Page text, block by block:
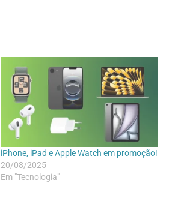
iPhone, iPad e Apple Watch em promoção!
20/08/2025
Em "Tecnologia"